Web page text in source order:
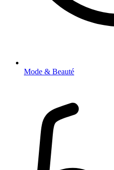
Mode & Beauté